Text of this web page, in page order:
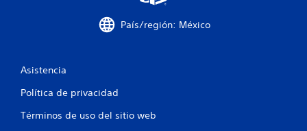
País/región: México
Asistencia
Política de privacidad
Términos de uso del sitio web